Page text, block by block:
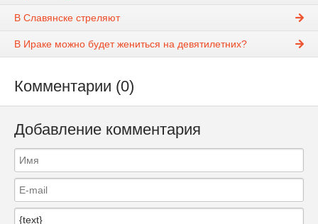
В Славянске стреляют
В Ираке можно будет жениться на девятилетних?
Комментарии (0)
Добавление комментария